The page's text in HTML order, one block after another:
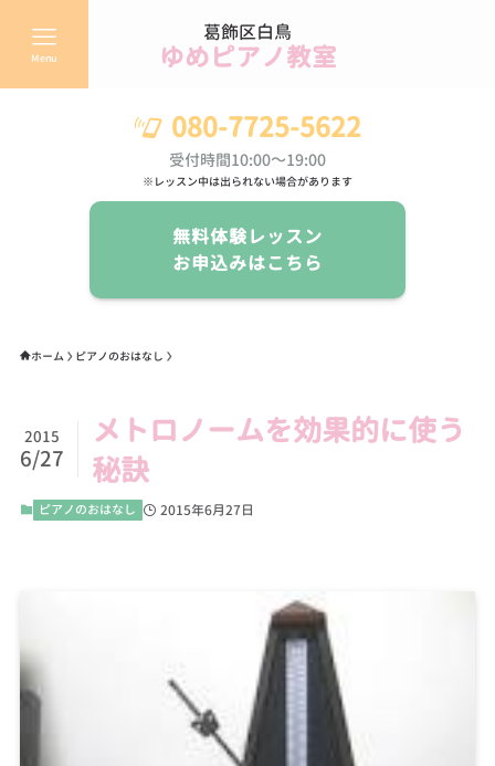
葛飾区白鳥
ゆめピアノ教室
Menu
080-7725-5622
受付時間10:00～19:00
※レッスン中は出られない場合があります
無料体験レッスン
お申込みはこちら
ホーム ピアノのおはなし
メトロノームを効果的に使う
秘訣
2015
6/27
ピアノのおはなし 2015年6月27日